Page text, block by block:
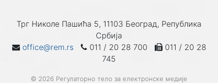
Трг Николе Пашића 5, 11103 Београд, Република
Србија
office@rem.rs
011 / 20 28 700
011 / 20 28
745
© 2026 Регулаторно тело за електронске медије